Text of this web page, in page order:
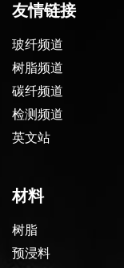
友情链接
玻纤频道
树脂频道
碳纤频道
检测频道
英文站
材料
树脂
预浸料